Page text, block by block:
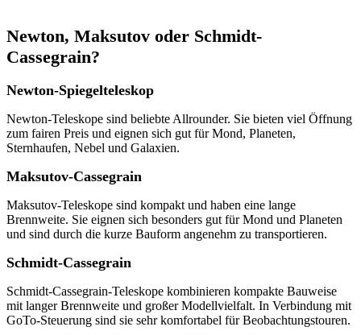
Newton, Maksutov oder Schmidt-
Cassegrain?
Newton-Spiegelteleskop
Newton-Teleskope sind beliebte Allrounder. Sie bieten viel Öffnung
zum fairen Preis und eignen sich gut für Mond, Planeten,
Sternhaufen, Nebel und Galaxien.
Maksutov-Cassegrain
Maksutov-Teleskope sind kompakt und haben eine lange
Brennweite. Sie eignen sich besonders gut für Mond und Planeten
und sind durch die kurze Bauform angenehm zu transportieren.
Schmidt-Cassegrain
Schmidt-Cassegrain-Teleskope kombinieren kompakte Bauweise
mit langer Brennweite und großer Modellvielfalt. In Verbindung mit
GoTo-Steuerung sind sie sehr komfortabel für Beobachtungstouren.